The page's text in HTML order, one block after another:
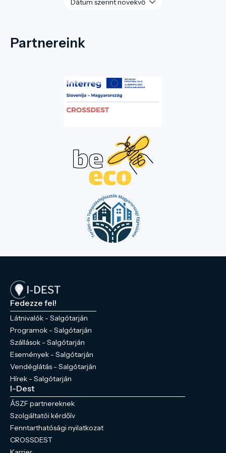
Partnereink
Fedezze fel!
Látnivalók - Salgótarján
Programok - Salgótarján
Szállások - Salgótarján
Események - Salgótarján
Vendéglátás - Salgótarján
Hírek - Salgótarján
I-Dest
ÁSZF partnereknek
Szolgáltatói kérdőív
Fenntarthatósági nyilatkozat
CROSSDEST